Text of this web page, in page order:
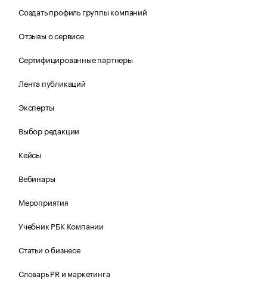
Создать профиль группы компаний
Отзывы о сервисе
Сертифицированные партнеры
Лента публикаций
Эксперты
Выбор редакции
Кейсы
Вебинары
Мероприятия
Учебник РБК Компании
Статьи о бизнесе
Словарь PR и маркетинга